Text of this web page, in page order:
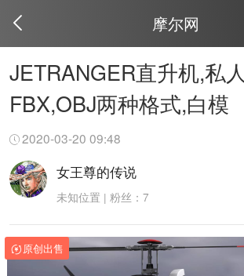
摩尔网
JETRANGER直升机,私
FBX,OBJ两种格式,白模
2020-03-20 09:48
女王尊的传说
未知位置 | 粉丝：7
原创出售